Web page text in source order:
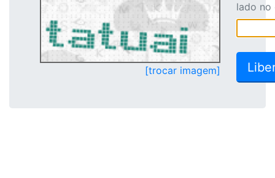
[trocar imagem]
lado no